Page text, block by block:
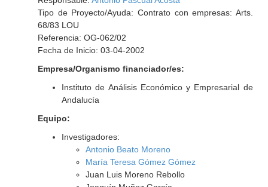
Tipo de Proyecto/Ayuda: Contrato con empresas: Arts.
68/83 LOU
Referencia: OG-062/02
Fecha de Inicio: 03-04-2002
Empresa/Organismo financiador/es:
Instituto de Análisis Económico y Empresarial de
Andalucía
Equipo:
Investigadores:
Antonio Beato Moreno
María Teresa Gómez Gómez
Juan Luis Moreno Rebollo